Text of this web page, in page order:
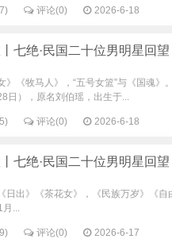
评论(0) 2026-6-18
七绝·民国二十位男明星回望
》《牧马人》，“五号女篮”与《国魂
日），原名刘伯瑶，出生于...
评论(0) 2026-6-18
七绝·民国二十位男明星回望
日出》《茶花女》，《民族万岁》《
月...
评论(0) 2026-6-17